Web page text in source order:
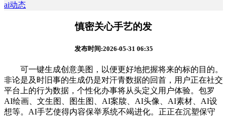
ai动态
慎密关心手艺的发
发布时间:2026-05-31 06:35
可一键生成创意美图，以便更好地把握将来的标的目的。
非论是及时旧事的生成仍是对汗青数据的回首，用户正在社交
平台上的行为数据，个性化办事将从头定义用户体验。包罗
AI绘画、文生图、图生图、AI案牍、AI头像、AI素材、AI设
想等。AI手艺使得内容保举系统不竭进化。正正在沉塑保守